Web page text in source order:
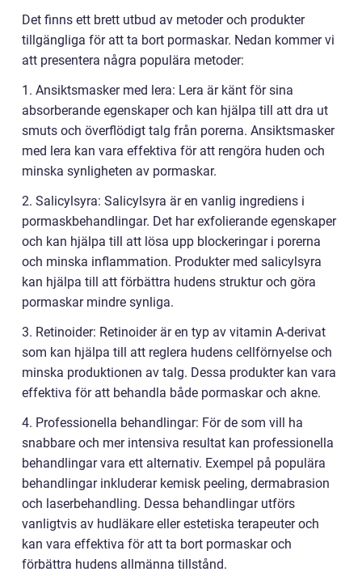
Det finns ett brett utbud av metoder och produkter
tillgängliga för att ta bort pormaskar. Nedan kommer vi
att presentera några populära metoder:
1. Ansiktsmasker med lera: Lera är känt för sina
absorberande egenskaper och kan hjälpa till att dra ut
smuts och överflödigt talg från porerna. Ansiktsmasker
med lera kan vara effektiva för att rengöra huden och
minska synligheten av pormaskar.
2. Salicylsyra: Salicylsyra är en vanlig ingrediens i
pormaskbehandlingar. Det har exfolierande egenskaper
och kan hjälpa till att lösa upp blockeringar i porerna
och minska inflammation. Produkter med salicylsyra
kan hjälpa till att förbättra hudens struktur och göra
pormaskar mindre synliga.
3. Retinoider: Retinoider är en typ av vitamin A-derivat
som kan hjälpa till att reglera hudens cellförnyelse och
minska produktionen av talg. Dessa produkter kan vara
effektiva för att behandla både pormaskar och akne.
4. Professionella behandlingar: För de som vill ha
snabbare och mer intensiva resultat kan professionella
behandlingar vara ett alternativ. Exempel på populära
behandlingar inkluderar kemisk peeling, dermabrasion
och laserbehandling. Dessa behandlingar utförs
vanligtvis av hudläkare eller estetiska terapeuter och
kan vara effektiva för att ta bort pormaskar och
förbättra hudens allmänna tillstånd.